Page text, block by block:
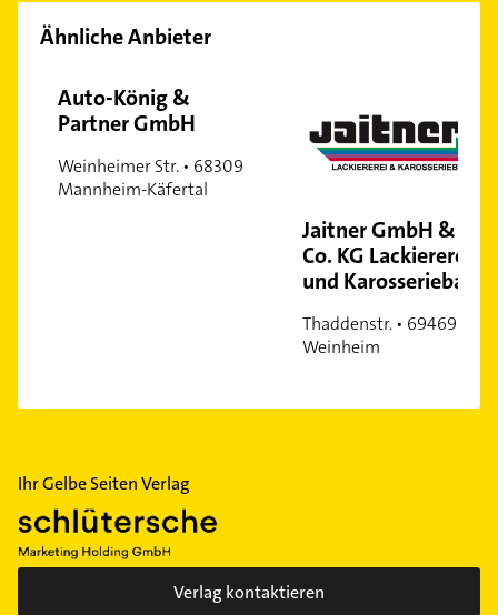
Ähnliche Anbieter
Auto-König &
Partner GmbH
Weinheimer Str. • 68309
Mannheim-Käfertal
Jaitner GmbH &
Co. KG Lackiererei
und Karosseriebau
Thaddenstr. • 69469
Weinheim
Ihr Gelbe Seiten Verlag
Verlag kontaktieren